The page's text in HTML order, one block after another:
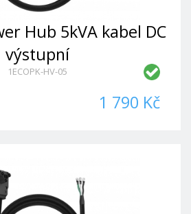
Hub 5kVA kabel DC
výstupní
1ECOPK-HV-05
1 790 Kč